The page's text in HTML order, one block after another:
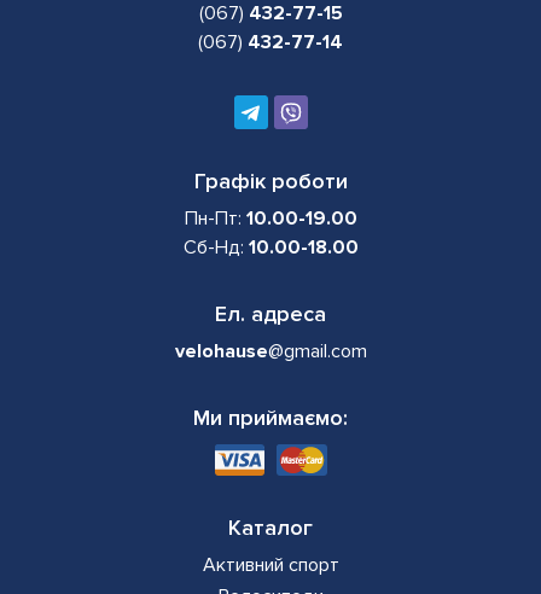
Каталог
Активний спорт
(067) 432-77-15
(067) 432-77-14
Графік роботи
Пн-Пт: 10.00-19.00
Сб-Нд: 10.00-18.00
Ел. адреса
velohause@gmail.com
Ми приймаємо: